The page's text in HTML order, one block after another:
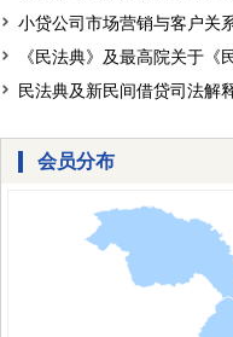
小贷公司市场营销与客户关
《民法典》及最高院关于《
民法典及新民间借贷司法解
会员分布